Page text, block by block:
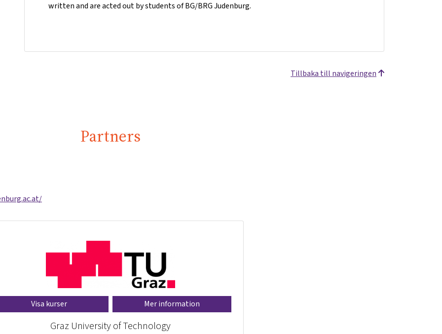
written and are acted out by students of BG/BRG Judenburg.
Tillbaka till navigeringen
Partners
Visa kurser Mer information
Graz University of Technology